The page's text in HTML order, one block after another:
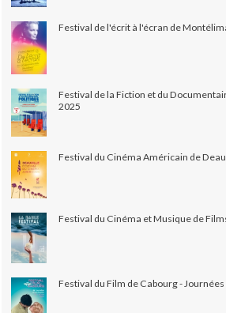
Festival de l'écrit à l'écran de
Festival de la Fiction et du
2025
Festival du Cinéma Américain de
Festival du Cinéma et Musique de
Festival du Film de Cabourg -